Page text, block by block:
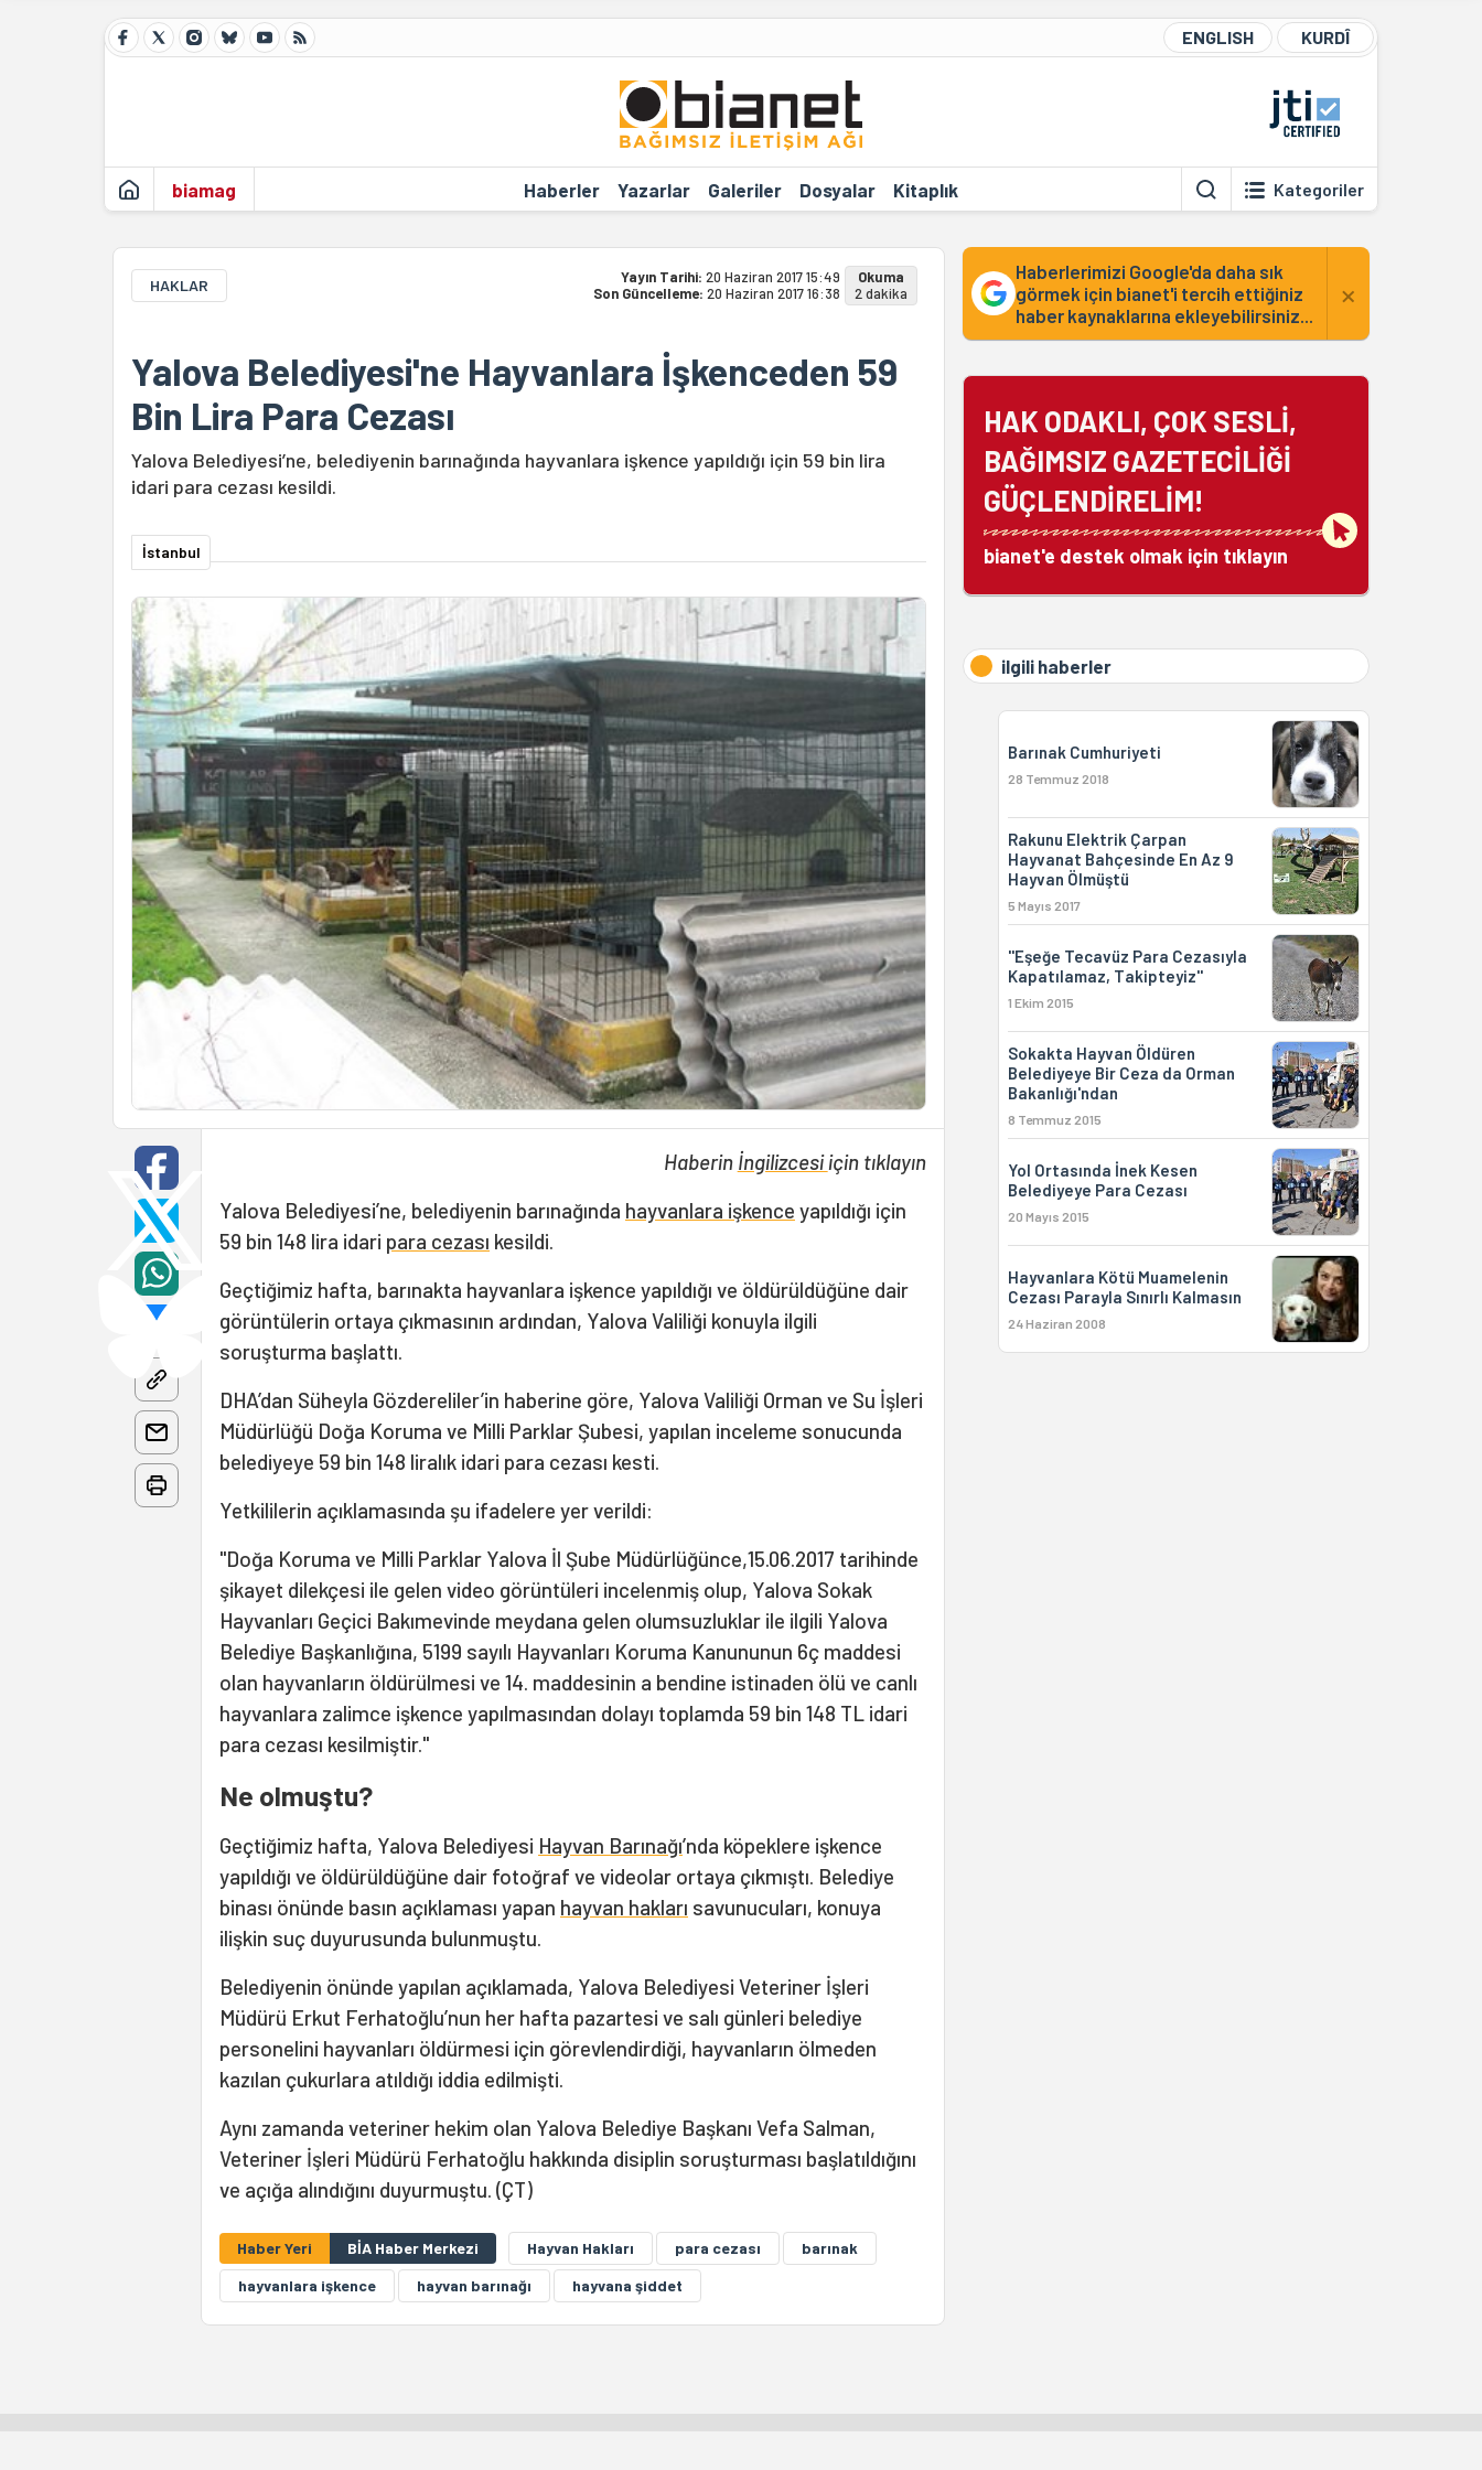
ENGLISH KURDÎ
biamag Haberler Yazarlar Galeriler Dosyalar Kitaplık Kategoriler
HAKLAR Yayın Tarihi: 20 Haziran 2017 15:49
Son Güncelleme: 20 Haziran 2017 16:38
Okuma
2 dakika
Yalova Belediyesi'ne Hayvanlara İşkenceden 59
Bin Lira Para Cezası
Yalova Belediyesi’ne, belediyenin barınağında hayvanlara işkence yapıldığı için 59 bin lira
idari para cezası kesildi.
İstanbul
Haberin İngilizcesiiçin tıklayın
Yalova Belediyesi’ne, belediyenin barınağında hayvanlara işkence yapıldığı için
59 bin 148 lira idari para cezası kesildi.
Geçtiğimiz hafta, barınakta hayvanlara işkence yapıldığı ve öldürüldüğüne dair
görüntülerin ortaya çıkmasının ardından, Yalova Valiliği konuyla ilgili
soruşturma başlattı.
DHA’dan Süheyla Gözdereliler’in haberine göre, Yalova Valiliği Orman ve Su İşleri
Müdürlüğü Doğa Koruma ve Milli Parklar Şubesi, yapılan inceleme sonucunda
belediyeye 59 bin 148 liralık idari para cezası kesti.
Yetkililerin açıklamasında şu ifadelere yer verildi:
"Doğa Koruma ve Milli Parklar Yalova İl Şube Müdürlüğünce,15.06.2017 tarihinde
şikayet dilekçesi ile gelen video görüntüleri incelenmiş olup, Yalova Sokak
Hayvanları Geçici Bakımevinde meydana gelen olumsuzluklar ile ilgili Yalova
Belediye Başkanlığına, 5199 sayılı Hayvanları Koruma Kanununun 6ç maddesi
olan hayvanların öldürülmesi ve 14. maddesinin a bendine istinaden ölü ve canlı
hayvanlara zalimce işkence yapılmasından dolayı toplamda 59 bin 148 TL idari
para cezası kesilmiştir."
Ne olmuştu?
Geçtiğimiz hafta, Yalova Belediyesi Hayvan Barınağı’nda köpeklere işkence
yapıldığı ve öldürüldüğüne dair fotoğraf ve videolar ortaya çıkmıştı. Belediye
binası önünde basın açıklaması yapan hayvan hakları savunucuları, konuya
ilişkin suç duyurusunda bulunmuştu.
Belediyenin önünde yapılan açıklamada, Yalova Belediyesi Veteriner İşleri
Müdürü Erkut Ferhatoğlu’nun her hafta pazartesi ve salı günleri belediye
personelini hayvanları öldürmesi için görevlendirdiği, hayvanların ölmeden
kazılan çukurlara atıldığı iddia edilmişti.
Aynı zamanda veteriner hekim olan Yalova Belediye Başkanı Vefa Salman,
Veteriner İşleri Müdürü Ferhatoğlu hakkında disiplin soruşturması başlatıldığını
ve açığa alındığını duyurmuştu. (ÇT)
Haber Yeri BİA Haber Merkezi Hayvan Hakları para cezası
barınak
hayvanlara işkence
hayvan barınağı hayvana şiddet
Haberlerimizi Google'da daha sık
görmek için bianet'i tercih ettiğiniz
haber kaynaklarına ekleyebilirsiniz...
×
HAK ODAKLI, ÇOK SESLİ,
BAĞIMSIZ GAZETECİLİĞİ
GÜÇLENDİRELİM!
bianet'e destek olmak için tıklayın
ilgili haberler
Barınak Cumhuriyeti
28 Temmuz 2018
Rakunu Elektrik Çarpan
Hayvanat Bahçesinde En Az 9
Hayvan Ölmüştü
5 Mayıs 2017
''Eşeğe Tecavüz Para Cezasıyla
Kapatılamaz, Takipteyiz''
1 Ekim 2015
Sokakta Hayvan Öldüren
Belediyeye Bir Ceza da Orman
Bakanlığı'ndan
8 Temmuz 2015
Yol Ortasında İnek Kesen
Belediyeye Para Cezası
20 Mayıs 2015
Hayvanlara Kötü Muamelenin
Cezası Parayla Sınırlı Kalmasın
24 Haziran 2008